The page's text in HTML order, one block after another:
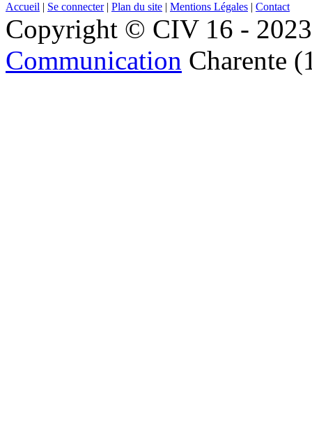
Accueil | Se connecter| Plan du site | Mentions Légales | Contact
Copyright © CIV 16 -
Communication Charente